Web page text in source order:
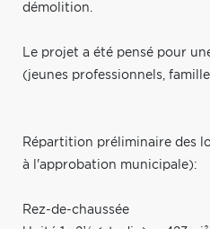
démolition.
Le projet a été pensé pour
(jeunes professionnels,
Répartition préliminaire des
à l'approbation municipale):
Rez-de-chaussée